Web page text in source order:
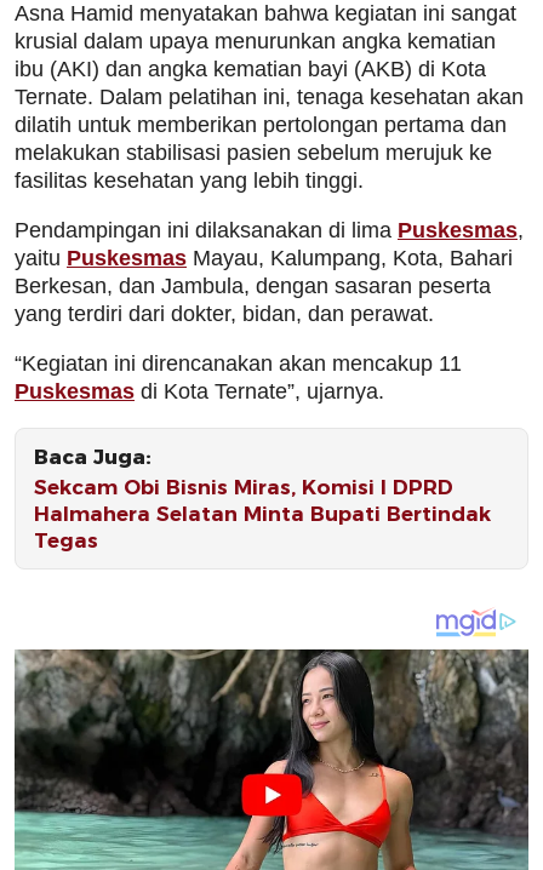
Asna Hamid menyatakan bahwa kegiatan ini sangat
krusial dalam upaya menurunkan angka kematian
ibu (AKI) dan angka kematian bayi (AKB) di Kota
Ternate. Dalam pelatihan ini, tenaga kesehatan akan
dilatih untuk memberikan pertolongan pertama dan
melakukan stabilisasi pasien sebelum merujuk ke
fasilitas kesehatan yang lebih tinggi.
Pendampingan ini dilaksanakan di lima Puskesmas,
yaitu Puskesmas Mayau, Kalumpang, Kota, Bahari
Berkesan, dan Jambula, dengan sasaran peserta
yang terdiri dari dokter, bidan, dan perawat.
“Kegiatan ini direncanakan akan mencakup 11
Puskesmas di Kota Ternate”, ujarnya.
Baca Juga:
Sekcam Obi Bisnis Miras, Komisi I DPRD
Halmahera Selatan Minta Bupati Bertindak
Tegas